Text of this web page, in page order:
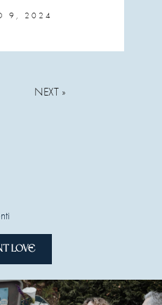
9, 2024
NEXT »
LOVE